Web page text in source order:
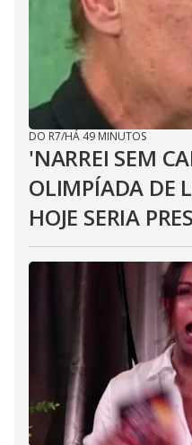
DO R7/HÁ 49 MINUTOS
'NARREI SEM
OLIMPÍADA DE
HOJE SERIA